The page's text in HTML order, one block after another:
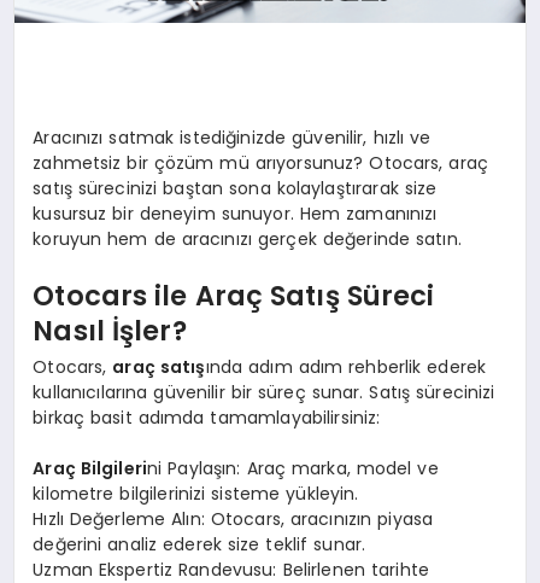
Aracınızı satmak istediğinizde güvenilir, hızlı ve
zahmetsiz bir çözüm mü arıyorsunuz? Otocars, araç
satış sürecinizi baştan sona kolaylaştırarak size
kusursuz bir deneyim sunuyor. Hem zamanınızı
koruyun hem de aracınızı gerçek değerinde satın.
Otocars ile Araç Satış Süreci
Nasıl İşler?
Otocars, araç satışında adım adım rehberlik ederek
kullanıcılarına güvenilir bir süreç sunar. Satış sürecinizi
birkaç basit adımda tamamlayabilirsiniz:
Araç Bilgilerini Paylaşın: Araç marka, model ve
kilometre bilgilerinizi sisteme yükleyin.
Hızlı Değerleme Alın: Otocars, aracınızın piyasa
değerini analiz ederek size teklif sunar.
Uzman Ekspertiz Randevusu: Belirlenen tarihte